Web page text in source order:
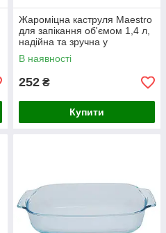
Жароміцна каструля Maestro
для запікання об'ємом 1,4 л,
надійна та зручна у
використанні
В наявності
252 ₴
Купити